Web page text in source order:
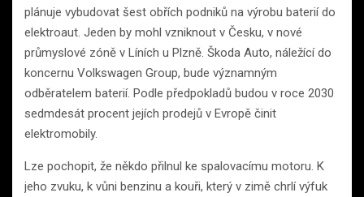
plánuje vybudovat šest obřích podniků na výrobu baterií do
elektroaut. Jeden by mohl vzniknout v Česku, v nové
průmyslové zóně v Líních u Plzně. Škoda Auto, náležící do
koncernu Volkswagen Group, bude významným
odběratelem baterií. Podle předpokladů budou v roce 2030
sedmdesát procent jejích prodejů v Evropě činit
elektromobily.
Lze pochopit, že někdo přilnul ke spalovacímu motoru. K
jeho zvuku, k vůni benzinu a kouři, který v zimě chrlí výfuk